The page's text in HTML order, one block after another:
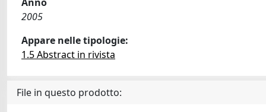
2005
Appare nelle tipologie:
1.5 Abstract in rivista
File in questo prodotto: